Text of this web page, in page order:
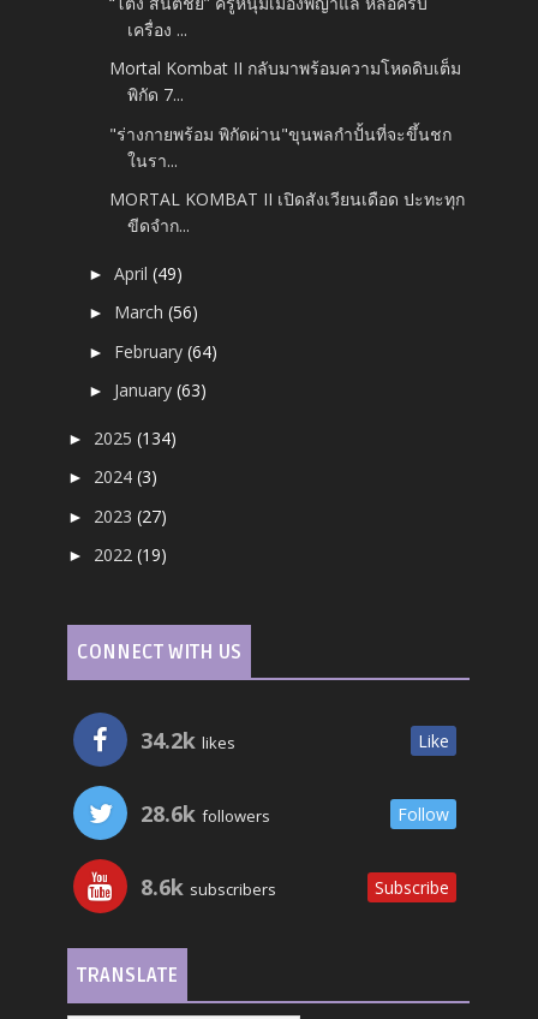
เครื่อง ...
Mortal Kombat II กลับมาพร้อมความโหดดิบเต็ม
พิกัด 7...
"ร่างกายพร้อม พิกัดผ่าน"ขุนพลกำปั้นที่จะขึ้นชก
ในรา...
MORTAL KOMBAT II เปิดสังเวียนเดือด ปะทะทุก
ขีดจำก...
►April(49)
► March(56)
► February(64)
► January(63)
► 2025(134)
► 2024(3)
► 2023(27)
► 2022(19)
CONNECT WITH US
34.2k likes Like
28.6k followers Follow
8.6k subscribers Subscribe
TRANSLATE